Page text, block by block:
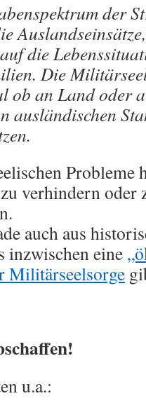
der
die
Die
ob an Land oder
ausländischen
verhindern oder
auch aus
inzwischen eine
Militärseelsorge
u.a.: